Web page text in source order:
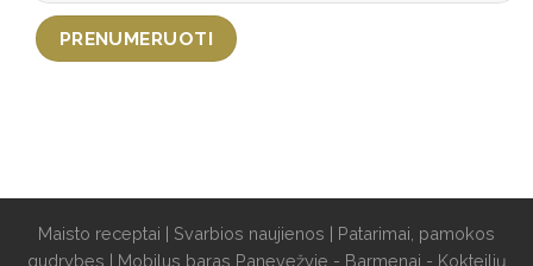
Maisto receptai | Svarbios naujienos | Patarimai, pamokos
gudrybes | Mobilus baras Panevežyje - Barmenai - Kokteilių